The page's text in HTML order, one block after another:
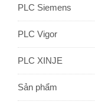
PLC Siemens
PLC Vigor
PLC XINJE
Sản phẩm